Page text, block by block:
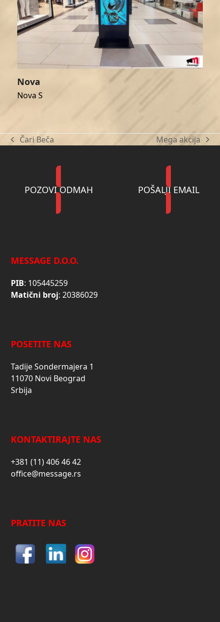
Nova
Nova S
previous
Čari Beča
next
Mega akcija
POZOVI ODMAH POŠALJI EMAIL
MESSAGE D.O.O.
PIB: 105445259
Matični broj: 20386029
POSETITE NAS
Tadije Sondermajera 1
11070 Novi Beograd
Srbija
KONTAKTIRAJTE NAS
+381 (11) 406 46 42
office@message.rs
PRATITE NAS